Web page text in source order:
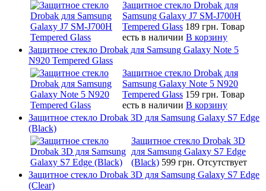
Защитное стекло Drobak для
Samsung Galaxy J7 SM-J700H
Tempered Glass 189 грн. Товар
есть в наличии В корзину
Защитное стекло Drobak для Samsung Galaxy Note 5
N920 Tempered Glass
Защитное стекло Drobak для
Samsung Galaxy Note 5 N920
Tempered Glass 159 грн. Товар
есть в наличии В корзину
Защитное стекло Drobak 3D для Samsung Galaxy S7 Edge
(Black)
Защитное стекло Drobak 3D
для Samsung Galaxy S7 Edge
(Black) 599 грн. Отсутствует
Защитное стекло Drobak 3D для Samsung Galaxy S7 Edge
(Clear)